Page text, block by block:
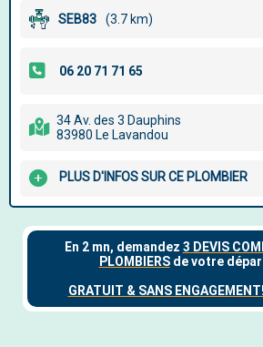
SEB83 (3.7 km)
34 Av. des 3 Dauphins
83980 Le Lavandou
PLUS D'INFOS SUR CE PLOMBIER